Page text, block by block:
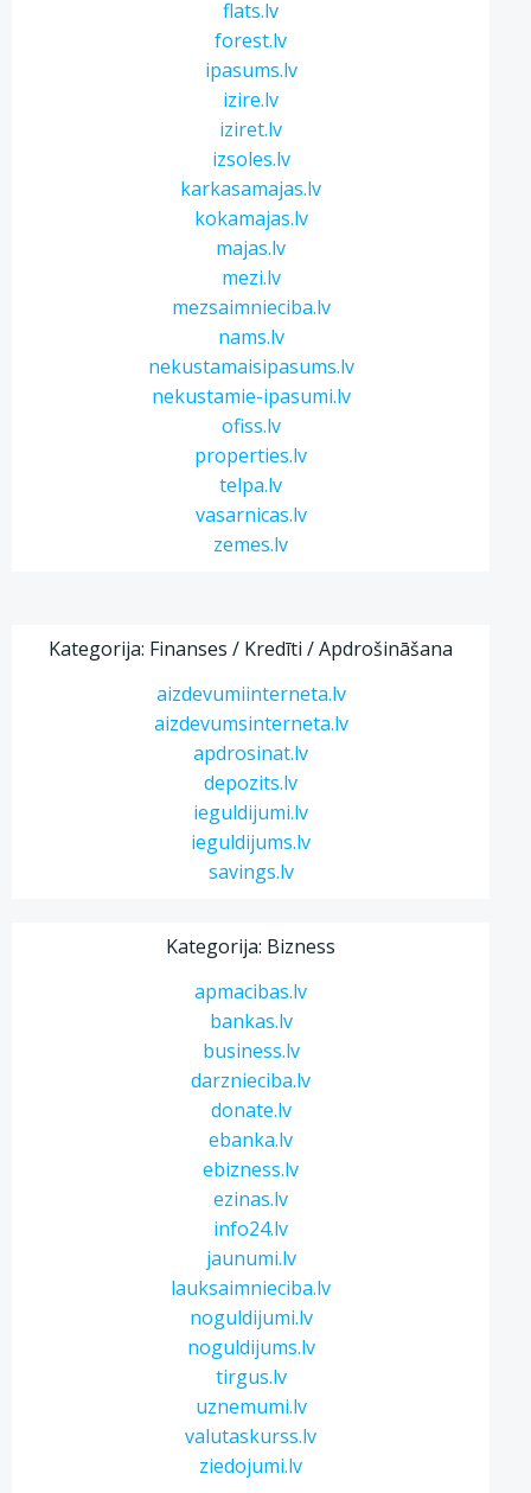
flats.lv
forest.lv
ipasums.lv
izire.lv
iziret.lv
izsoles.lv
karkasamajas.lv
kokamajas.lv
majas.lv
mezi.lv
mezsaimnieciba.lv
nams.lv
nekustamaisipasums.lv
nekustamie-ipasumi.lv
ofiss.lv
properties.lv
telpa.lv
vasarnicas.lv
zemes.lv
Kategorija: Finanses / Kredīti / Apdrošināšana
aizdevumiinterneta.lv
aizdevumsinterneta.lv
apdrosinat.lv
depozits.lv
ieguldijumi.lv
ieguldijums.lv
savings.lv
Kategorija: Bizness
apmacibas.lv
bankas.lv
business.lv
darznieciba.lv
donate.lv
ebanka.lv
ebizness.lv
ezinas.lv
info24.lv
jaunumi.lv
lauksaimnieciba.lv
noguldijumi.lv
noguldijums.lv
tirgus.lv
uznemumi.lv
valutaskurss.lv
ziedojumi.lv